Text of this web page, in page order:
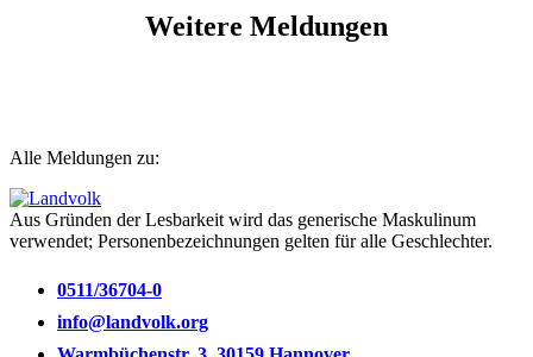
Weitere Meldungen
Alle Meldungen zu:
Aus Gründen der Lesbarkeit wird das generische Maskulinum
verwendet; Personenbezeichnungen gelten für alle Geschlechter.
0511/36704-0
info@landvolk.org